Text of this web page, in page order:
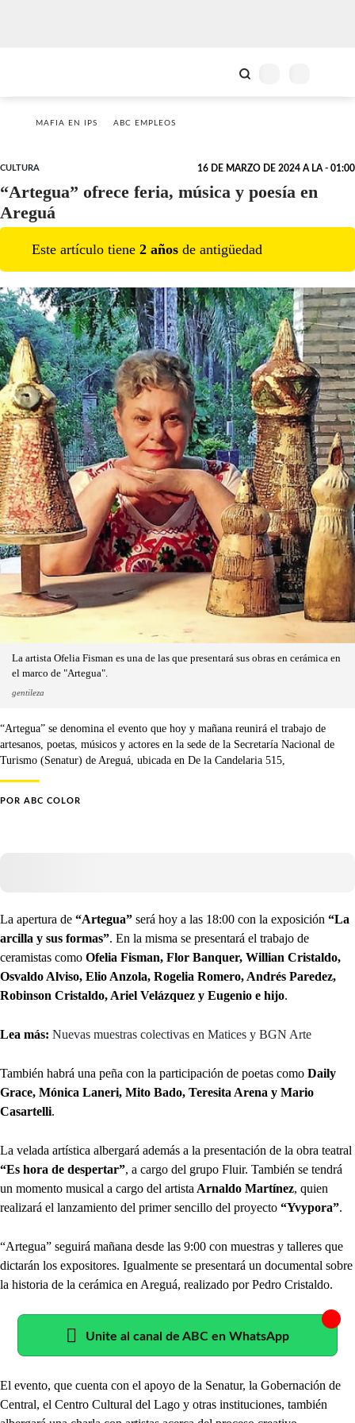
MAFIA EN IPS ABC EMPLEOS
CULTURA 16 DE MARZO DE 2024 A LA - 01:00
“Artegua” ofrece feria, música y poesía en
Areguá
Este artículo tiene 2 años de antigüedad
La artista Ofelia Fisman es una de las que presentará sus obras en cerámica en
el marco de "Artegua".
gentileza
“Artegua” se denomina el evento que hoy y mañana reunirá el trabajo de
artesanos, poetas, músicos y actores en la sede de la Secretaría Nacional de
Turismo (Senatur) de Areguá, ubicada en De la Candelaria 515,
POR ABC COLOR
La apertura de “Artegua” será hoy a las 18:00 con la exposición “La
arcilla y sus formas”. En la misma se presentará el trabajo de
ceramistas como Ofelia Fisman, Flor Banquer, Willian Cristaldo,
Osvaldo Alviso, Elio Anzola, Rogelia Romero, Andrés Paredez,
Robinson Cristaldo, Ariel Velázquez y Eugenio e hijo.
Lea más: Nuevas muestras colectivas en Matices y BGN Arte
También habrá una peña con la participación de poetas como Daily
Grace, Mónica Laneri, Mito Bado, Teresita Arena y Mario
Casartelli.
La velada artística albergará además a la presentación de la obra teatral
“Es hora de despertar”, a cargo del grupo Fluir. También se tendrá
un momento musical a cargo del artista Arnaldo Martínez, quien
realizará el lanzamiento del primer sencillo del proyecto “Yvypora”.
“Artegua” seguirá mañana desde las 9:00 con muestras y talleres que
dictarán los expositores. Igualmente se presentará un documental sobre
la historia de la cerámica en Areguá, realizado por Pedro Cristaldo.
Unite al canal de ABC en WhatsApp
El evento, que cuenta con el apoyo de la Senatur, la Gobernación de
Central, el Centro Cultural del Lago y otras instituciones, también